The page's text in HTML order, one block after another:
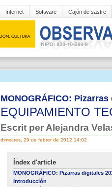
Internet Software Cajón de sastre
MONOGRÁFICO:
EQUIPAMIENTO
Escrit per Alejandra
dimecres, 29 de febrer de 2012 14:02
Índex d'article
MONOGRÁFICO: Pizarras digitales
Introducción